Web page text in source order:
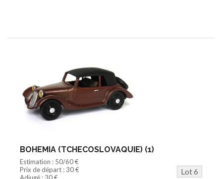
BOHEMIA (TCHECOSLOVAQUIE) (1)
Estimation : 50/60 €
Prix de départ : 30 €
Lot 6
Adjugé : 30 €